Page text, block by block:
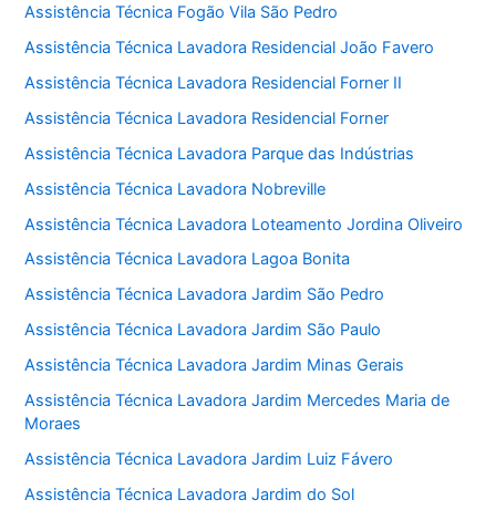
Assistência Técnica Fogão Vila São Pedro
Assistência Técnica Lavadora Residencial João Favero
Assistência Técnica Lavadora Residencial Forner II
Assistência Técnica Lavadora Residencial Forner
Assistência Técnica Lavadora Parque das Indústrias
Assistência Técnica Lavadora Nobreville
Assistência Técnica Lavadora Loteamento Jordina Oliveiro
Assistência Técnica Lavadora Lagoa Bonita
Assistência Técnica Lavadora Jardim São Pedro
Assistência Técnica Lavadora Jardim São Paulo
Assistência Técnica Lavadora Jardim Minas Gerais
Assistência Técnica Lavadora Jardim Mercedes Maria de
Moraes
Assistência Técnica Lavadora Jardim Luiz Fávero
Assistência Técnica Lavadora Jardim do Sol